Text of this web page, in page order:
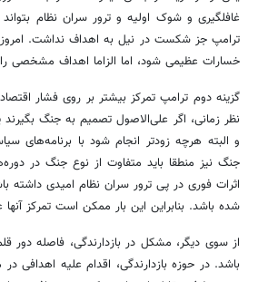
غافلگیری و شوک اولیه و ترور سران نظام
ترامپ جز شکست در نیل به اهداف نداشت. امروز
خسارات عظیمی شود، اما الزاما اهداف مشخصی
گزینه دوم ترامپ تمرکز بیشتر بر روی فشار
نظر زمانی، اگر علی‌الاصول تصمیم به جنگ
و البته هرچه زودتر انجام شود با برنامه‌های
جنگ نیز منطقا باید متفاوت از نوع جنگ در
اثرات فوری در پی ترور سران نظام امیدی داشته
شده باشد. بنابراین این بار ممکن است تمرکز آنها
از سوی دیگر، مشکل در بازدارندگی، فاصله دور
باشد. در حوزه بازدارندگی، اقدام علیه اهدافی